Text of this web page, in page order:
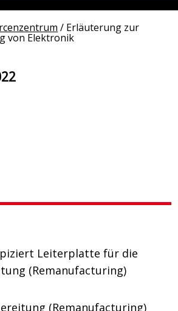
/ Erläuterung zur
von Elektronik
(Remanufacturing)